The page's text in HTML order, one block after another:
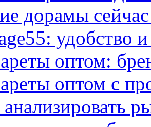
дорамы
удобство
оптом:
оптом с